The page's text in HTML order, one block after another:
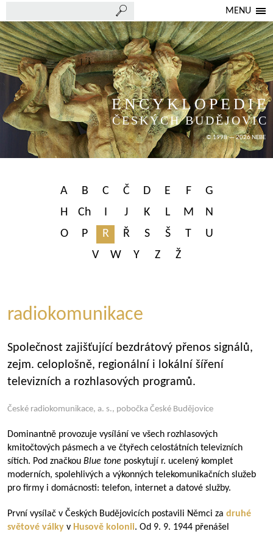
MENU
ENCYKLOPEDIE
ČESKÝCH BUDĚJOVIC
© 1998 — 2026 NEBE
A B C Č D E F
G
H
Ch I J K L M
N
O
P R Ř S Š T
U
V
W Y Z Ž
radiokomunikace
Společnost zajišťující bezdrátový přenos signálů,
zejm. celoplošně, regionální i lokální šíření
televizních a rozhlasových programů.
České radiokomunikace, a. s., pobočka České Budějovice
Dominantně provozuje vysílání ve všech rozhlasových
kmitočtových pásmech a ve čtyřech celostátních televizních
sítích. Pod značkou Blue tone poskytují r. ucelený komplet
moderních, spolehlivých a výkonných telekomunikačních služeb
pro firmy i domácnosti: telefon, internet a datové služby.
První vysílač v Českých Budějovicích postavili Němci za druhé
světové války v Husově kolonii. Od 9. 9. 1944 přenášel